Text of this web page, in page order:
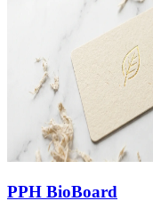
PPH BioBoard